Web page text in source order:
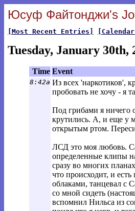
Юсуф Файтонджи's
[Most Recent Entries]
Tuesday, January 30th,
Time Event
8:42a Из всех 'наркотиков',
пробовать не хочу - я
Под грибами я ничего
крутились. А, и еще у
открытым ртом.
ЛСД это моя любовь.
определенные клипы
сразу во многих
что происходит, и
облаками, танцевал с
со мной сидеть
вспомнил Нильса из